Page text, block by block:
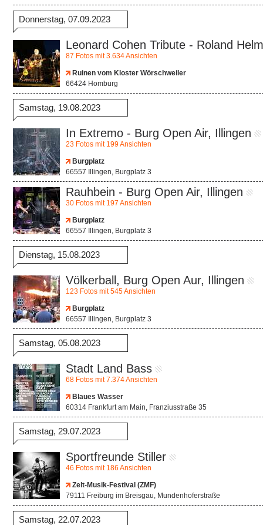
Donnerstag, 07.09.2023
Leonard Cohen Tribute - Roland
87 Fotos mit 3.634 Ansichten
Ruinen vom Kloster Wörschweiler
66424 Homburg
Samstag, 19.08.2023
In Extremo - Burg Open Air, Illingen
23 Fotos mit 199 Ansichten
Burgplatz
66557 Illingen, Burgplatz 3
Rauhbein - Burg Open Air, Illingen
30 Fotos mit 197 Ansichten
Burgplatz
66557 Illingen, Burgplatz 3
Dienstag, 15.08.2023
Völkerball, Burg Open Aur, Illingen
123 Fotos mit 545 Ansichten
Burgplatz
66557 Illingen, Burgplatz 3
Samstag, 05.08.2023
Stadt Land Bass
68 Fotos mit 7.374 Ansichten
Blaues Wasser
60314 Frankfurt am Main, Franziusstraße 35
Samstag, 29.07.2023
Sportfreunde Stiller
46 Fotos mit 186 Ansichten
Zelt-Musik-Festival (ZMF)
79111 Freiburg im Breisgau, Mundenhoferstraße
Samstag, 22.07.2023